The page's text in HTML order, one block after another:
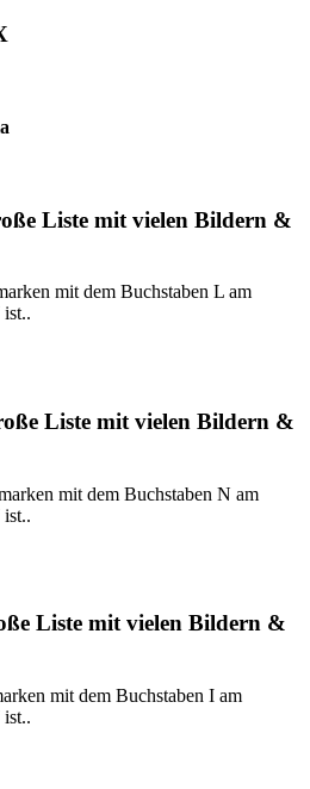
Liste mit vielen Bildern &
mit dem Buchstaben L am
ist..
Liste mit vielen Bildern &
mit dem Buchstaben N am
ist..
Liste mit vielen Bildern &
mit dem Buchstaben I am
ist..